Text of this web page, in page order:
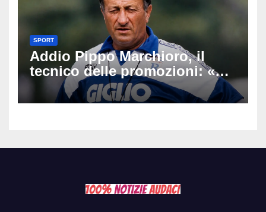
SPORT
Addio Pippo Marchioro, il
tecnico delle promozioni: «Ha
scritto pagine indimenticabili
del nostro calcio»